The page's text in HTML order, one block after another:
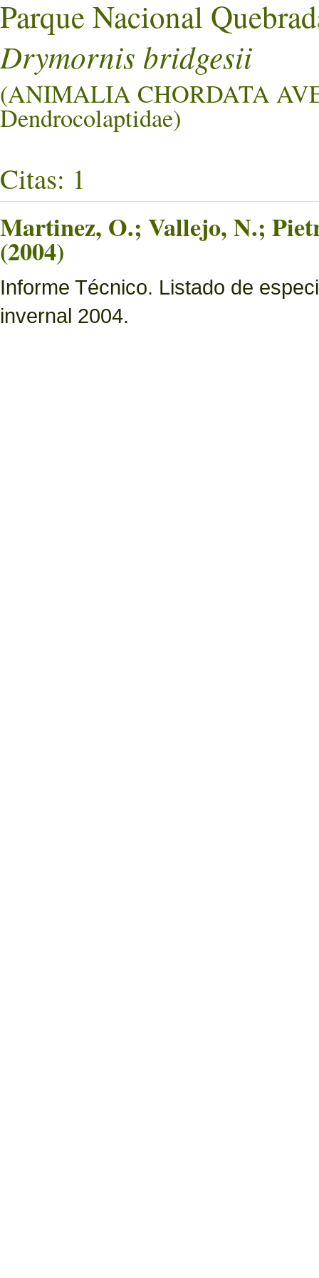
Parque Nacional
Drymornis bridgesii
(ANIMALIA CHORDATA
Dendrocolaptidae)
Citas: 1
Martinez, O.; Vallejo, N.;
(2004)
Informe Técnico. Listado de
invernal 2004.